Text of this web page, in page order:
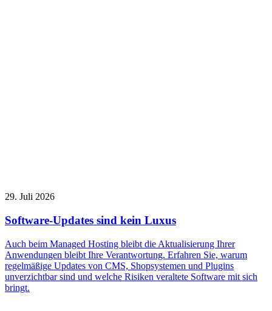
29. Juli 2026
Software-Updates sind kein Luxus
Auch beim Managed Hosting bleibt die Aktualisierung Ihrer
Anwendungen bleibt Ihre Verantwortung. Erfahren Sie, warum
regelmäßige Updates von CMS, Shopsystemen und Plugins
unverzichtbar sind und welche Risiken veraltete Software mit sich
bringt.